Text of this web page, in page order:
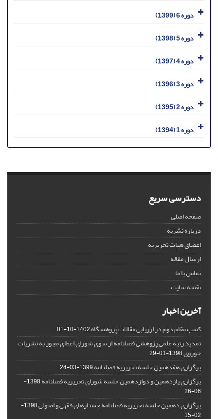
دوره 6 (1399)
دوره 5 (1398)
دوره 4 (1397)
دوره 3 (1396)
دوره 2 (1395)
دوره 1 (1394)
دسترسی سریع
صفحه اصلی
درباره نشریه
اعضای هیات تحریریه
ارسال مقاله
تماس با ما
نقشه سایت
آخرین اخبار
کسب مقام دوم در ارزیابی مقالات پژوهشگاه1402-10-01
تمدید رتبه علمی پژوهشی فصلنامه از سوی شورای اعطای مجوز به نشریات
حوزوی1398-01-29
برگزاری هفدهمین جلسه تحریریه فصلنامه1399-03-24
برگزاری یازدهمین و دوازدهمین جلسه شورای تحریریه فصلنامه
1398-
06-26
برگزاری دهمین جلسه تحریریه فصلنامه جستارهای فقهی و اصولی
1398-
02-15